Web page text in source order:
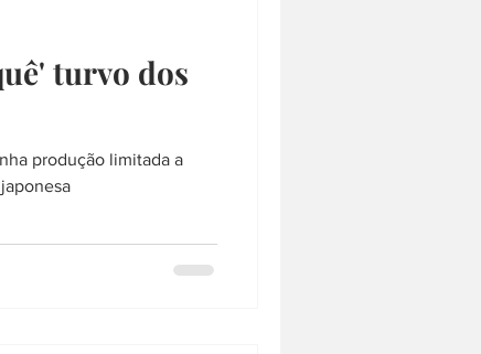
turvo dos
produção limitada a